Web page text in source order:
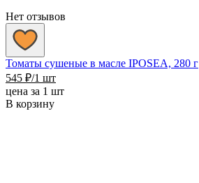
Нет отзывов
Томаты сушеные в масле IPOSEA, 280 г
545 ₽/1 шт
цена за 1 шт
В корзину